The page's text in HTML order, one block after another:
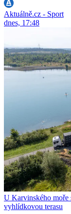
Aktuálně.cz - Sport
dnes, 17:48
U Karvinského moře
vyhlídkovou terasu